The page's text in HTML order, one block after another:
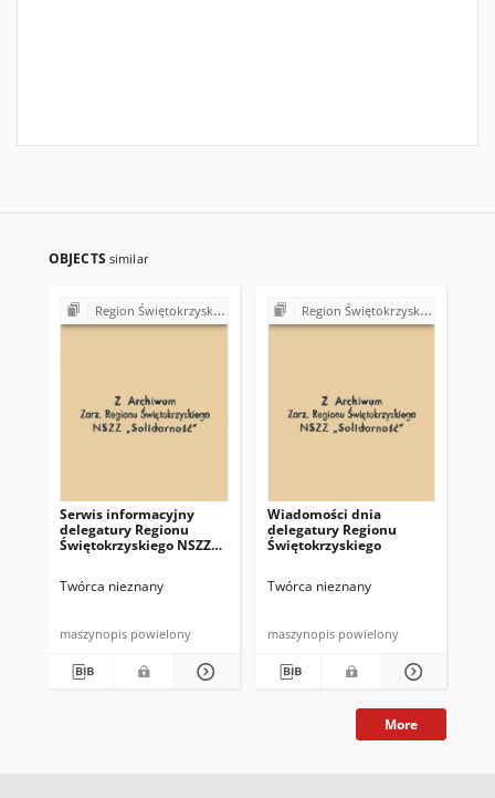
OBJECTS similar
Region Świętokrzyski NSZZ "Solidarność". Delegatura Starachowice
Serwis informacyjny
delegatury Regionu
Świętokrzyskiego NSZZ
Twórca nieznany
maszynopis powielony
Region Świętokrzyski NSZZ "Solidarność". Delegatura Starachowice
Wiadomości dnia
delegatury Regionu
Świętokrzyskiego
Twórca nieznany
maszynopis powielony
More